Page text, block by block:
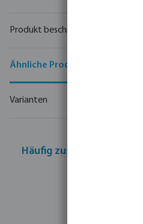
Produkt beschreibung
Ähnliche Produkte
Varianten
Häufig zusammen gekauft